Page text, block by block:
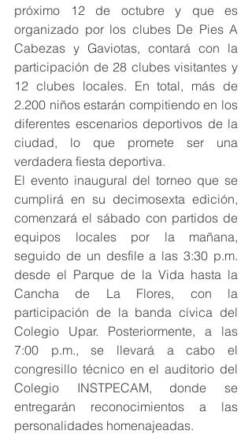
próximo 12 de octubre y que es
organizado por los clubes De Pies A
Cabezas y Gaviotas, contará con la
participación de 28 clubes visitantes y
12 clubes locales. En total, más de
2.200 niños estarán compitiendo en los
diferentes escenarios deportivos de la
ciudad, lo que promete ser una
verdadera fiesta deportiva.
El evento inaugural del torneo que se
cumplirá en su decimosexta edición,
comenzará el sábado con partidos de
equipos locales por la mañana,
seguido de un desfile a las 3:30 p.m.
desde el Parque de la Vida hasta la
Cancha de La Flores, con la
participación de la banda cívica del
Colegio Upar. Posteriormente, a las
7:00 p.m., se llevará a cabo el
congresillo técnico en el auditorio del
Colegio INSTPECAM, donde se
entregarán reconocimientos a las
personalidades homenajeadas.